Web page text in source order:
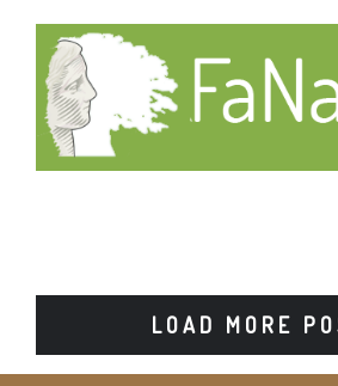
LOAD MORE